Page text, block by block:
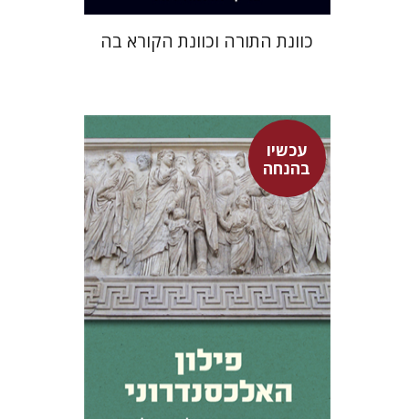
כוונת התורה וכוונת הקורא בה
עכשיו
בהנחהמארן ר' ניהוף
רון אגמון
אסף רוט
עכשיו בהנחה